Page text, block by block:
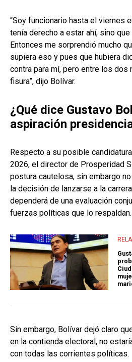
“Soy funcionario hasta el viernes
tenía derecho a estar ahí, sino
Entonces me sorprendió mucho
supiera eso y pues que hubiera
contra para mí, pero entre los dos
fisura”, dijo Bolívar.
¿Qué dice Gustavo
aspiración
Respecto a su posible
2026, el director de Prosperidad
postura cautelosa, sin embargo
la decisión de lanzarse a la
dependerá de una evaluación
fuerzas políticas que lo respaldan.
Sin embargo, Bolívar dejó claro
en la contienda electoral, no
con todas las corrientes políticas.